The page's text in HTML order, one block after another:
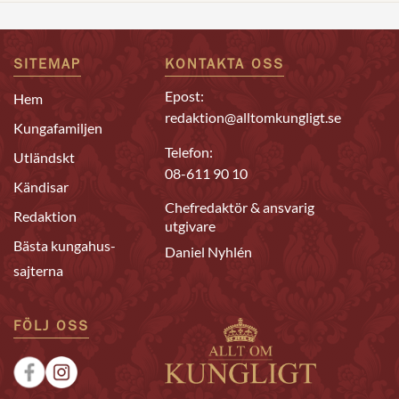
SITEMAP
Hem
Kungafamiljen
Utländskt
Kändisar
Redaktion
Bästa kungahus-
sajterna
KONTAKTA OSS
Epost:
redaktion@alltomkungligt.se
Telefon:
08-611 90 10
Chefredaktör & ansvarig
utgivare
Daniel Nyhlén
FÖLJ OSS